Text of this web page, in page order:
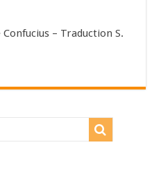
– Traduction S.